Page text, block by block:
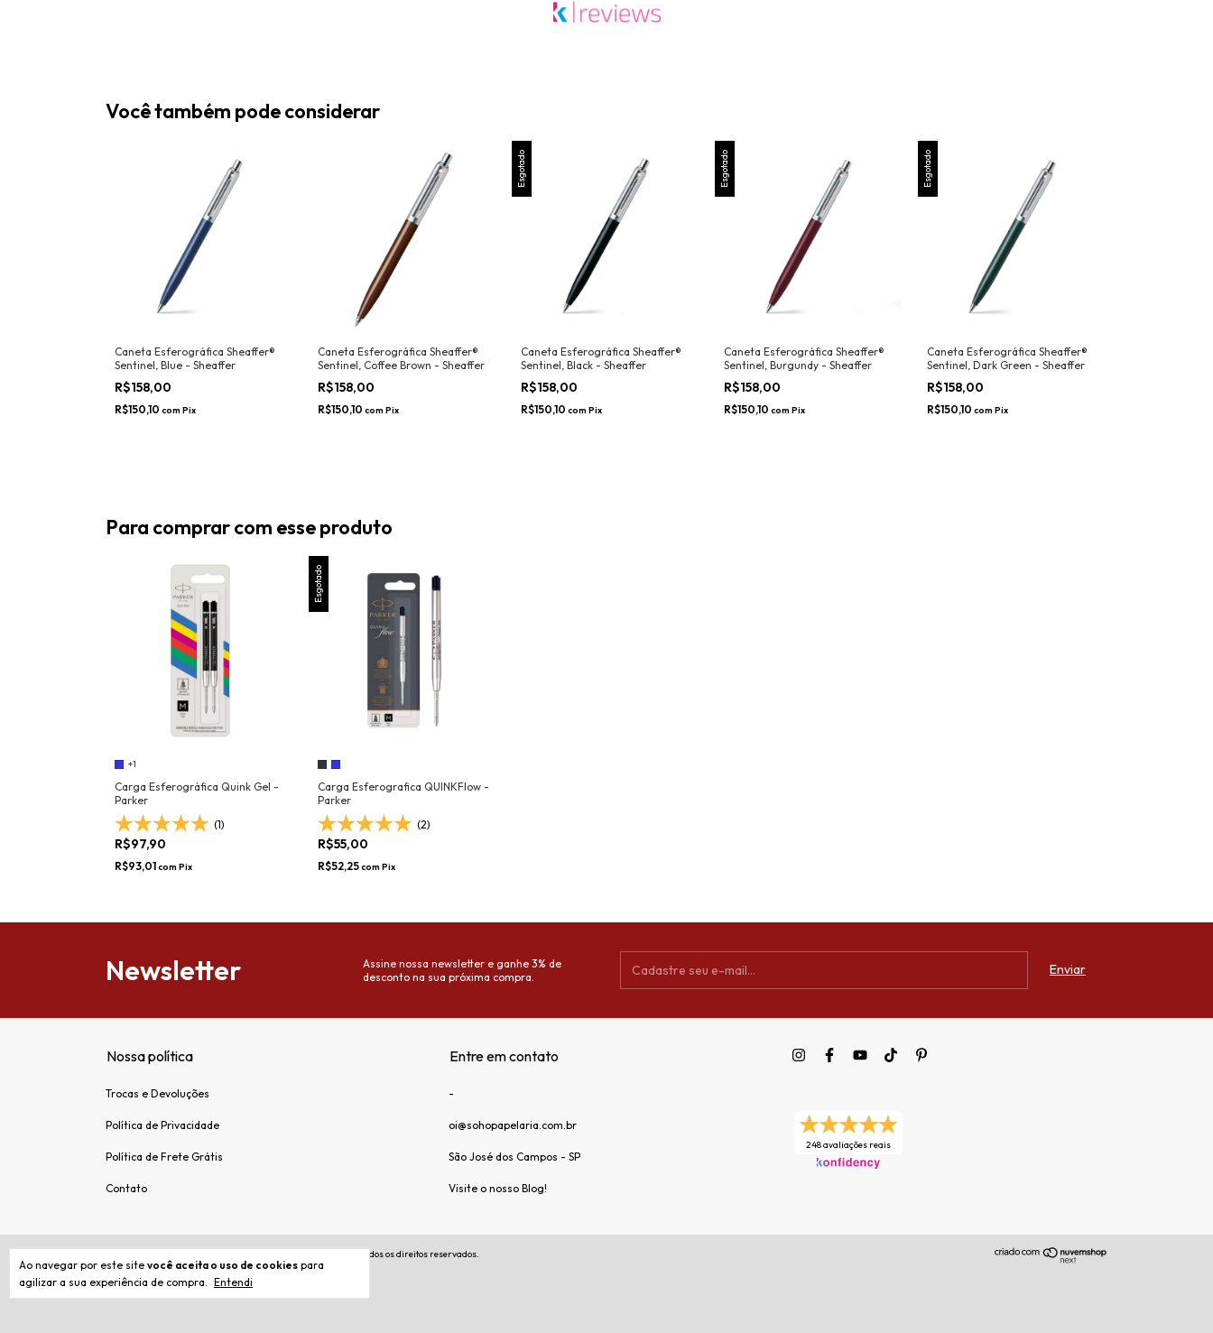
Ao navegar por este site você aceita o uso de cookies para
agilizar a sua experiência de compra. Entendi
Você também pode considerar
Caneta Esferográfica Sheaffer®
Sentinel, Blue - Sheaffer
R$158,00
R$150,10 com Pix
Caneta Esferográfica Sheaffer®
Sentinel, Coffee Brown - Sheaffer
R$158,00
R$150,10 com Pix
Esgotado
Caneta Esferográfica Sheaffer®
Sentinel, Black - Sheaffer
R$158,00
R$150,10 com Pix
Esgotado
Caneta Esferográfica Sheaffer®
Sentinel, Burgundy - Sheaffer
R$158,00
R$150,10 com Pix
Esgotado
Caneta Esferográfica Sheaffer®
Sentinel, Dark Green - Sheaffer
R$158,00
R$150,10 com Pix
Para comprar com esse produto
+1
Carga Esferográfica Quink Gel -
Parker
(1)
R$97,90
R$93,01com Pix
Esgotado
Carga Esferografica QUINKFlow -
Parker
(2)
R$55,00
R$52,25com Pix
Newsletter
Assine nossa newsletter e ganhe 3% de
desconto na sua próxima compra.
Nossa política
Trocas e Devoluções
Política de Privacidade
Política de Frete Grátis
Contato
Entre em contato
-
oi@sohopapelaria.com.br
São José dos Campos - SP
Visite o nosso Blog!
248 avaliações reais
Copyright Soho Papelaria Premium - 38362879000194 - 2026. Todos os direitos reservados.